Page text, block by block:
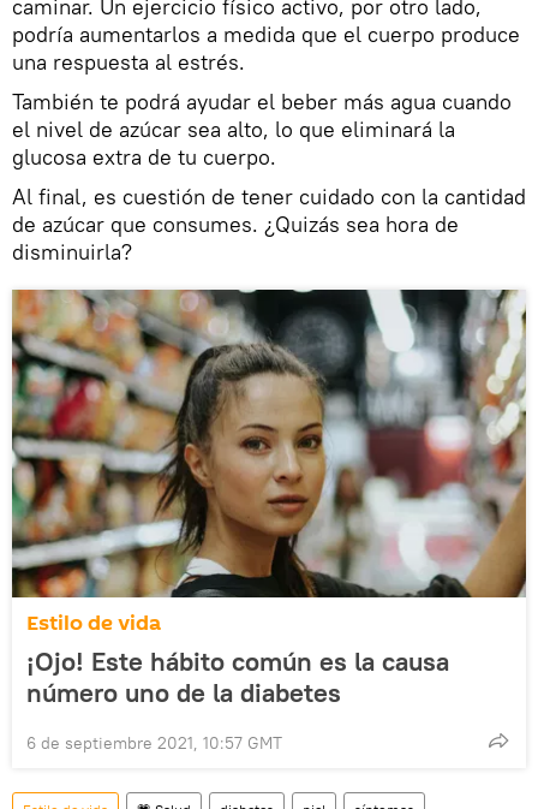
caminar. Un ejercicio físico activo, por otro lado,
podría aumentarlos a medida que el cuerpo produce
una respuesta al estrés.
También te podrá ayudar el beber más agua cuando
el nivel de azúcar sea alto, lo que eliminará la
glucosa extra de tu cuerpo.
Al final, es cuestión de tener cuidado con la cantidad
de azúcar que consumes. ¿Quizás sea hora de
disminuirla?
Estilo de vida
¡Ojo! Este hábito común es la causa
número uno de la diabetes
6 de septiembre 2021, 10:57 GMT